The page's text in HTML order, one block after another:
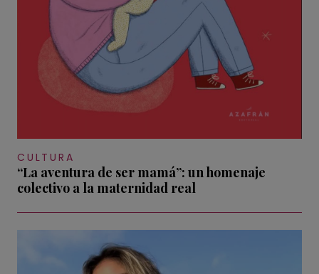
CULTURA
“La aventura de ser mamá”: un homenaje
colectivo a la maternidad real